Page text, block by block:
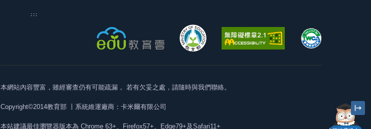
:::
本網站內容豐富，雖經審查仍有可能疏漏， 若有欠妥之處，請隨時與我們聯絡。
Copyright©2014教育部 丨系統維運廠商：卡米爾有限公司
本站建議最佳瀏覽器版本為 Chrome 63+、Firefox57+、Edge79+及Safari11+